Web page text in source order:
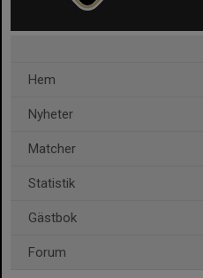
Hem
Nyheter
Matcher
Statistik
Gästbok
Forum